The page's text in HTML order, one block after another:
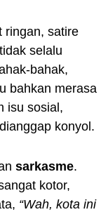
ringan, satire
selalu
bahak,
bahkan merasa
isu sosial,
konyol.
sarkasme.
kotor,
“Wah, kota ini